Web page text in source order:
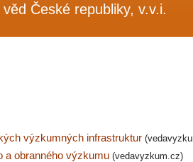
České republiky, v.v.i.
výzkumných infrastruktur
a obranného výzkumu (vedavyzkum.cz)